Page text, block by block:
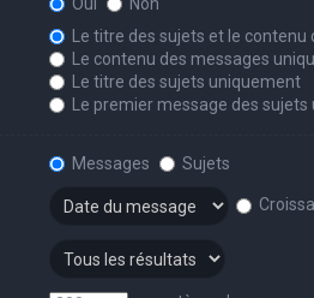
Le titre des sujets et le contenu
Le contenu des messages
Le titre des sujets uniquement
Le premier message des
Messages
Sujets